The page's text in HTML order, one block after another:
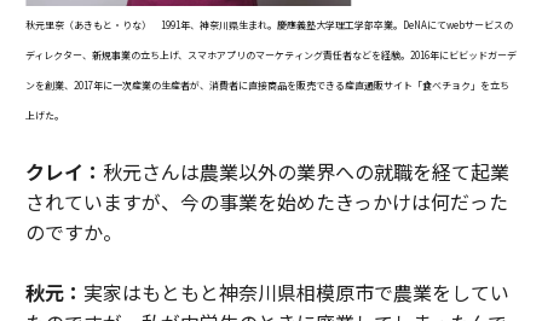
秋元里奈（あきもと・りな） 1991年、神奈川県生まれ。慶應義塾大学理工学部卒業。DeNAにてwebサービスの
ディレクター、新規事業の立ち上げ、スマホアプリのマーケティング責任者などを経験。2016年にビビッドガーデ
ンを創業、2017年に一次産業の生産者が、消費者に直接商品を販売できる産直通販サイト「食べチョク」を立ち
上げた。
クレイ： 秋元さんは農業以外の業界への就職を経て起業
されていますが、今の事業を始めたきっかけは何だった
のですか。
秋元： 実家はもともと神奈川県相模原市で農業をしてい